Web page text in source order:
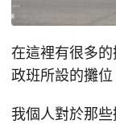
在這裡有很多
政班所設的攤
我個人對於那